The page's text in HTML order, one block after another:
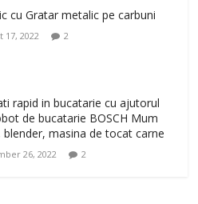
cu Gratar metalic pe carbuni
17, 2022 2
rapid in bucatarie cu ajutorul
de bucatarie BOSCH Mum
blender, masina de tocat carne
26, 2022 2